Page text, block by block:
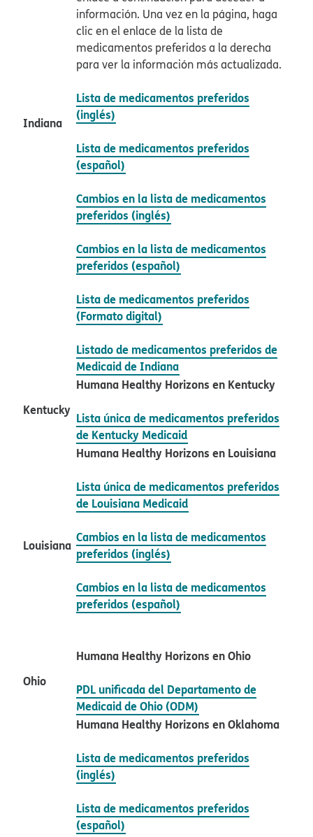
Indiana​​
información. Una vez en la página, haga
clic en el enlace de la lista de
medicamentos preferidos a la derecha
para ver la información más actualizada.​​
Lista de medicamentos preferidos
(inglés)​​
Lista de medicamentos preferidos
(español)​​
Cambios en la lista de medicamentos
preferidos (inglés)​​
Cambios en la lista de medicamentos
preferidos (español)​​
Lista de medicamentos preferidos
(Formato digital)​​
Listado de medicamentos preferidos de
Medicaid de Indiana​​
Kentucky​​
Humana Healthy Horizons en Kentucky​​
Lista única de medicamentos preferidos
de Kentucky Medicaid​​
Louisiana​​
Humana Healthy Horizons en Louisiana​​
Lista única de medicamentos preferidos
de Louisiana Medicaid​​
Cambios en la lista de medicamentos
preferidos (inglés)​​
Cambios en la lista de medicamentos
preferidos (español)​​
Ohio​​
Humana Healthy Horizons en Ohio​​
PDL unificada del Departamento de
Medicaid de Ohio (ODM)​​
Humana Healthy Horizons en Oklahoma​​
Lista de medicamentos preferidos
(inglés)​​
Lista de medicamentos preferidos
(español)​​